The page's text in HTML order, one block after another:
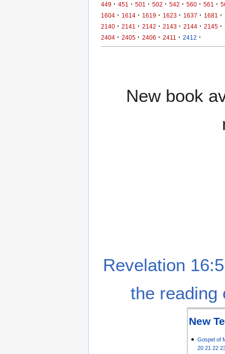
449 · 451 · 501 · 502 · 542 · 560 · 561 ·
1604 · 1614 · 1619 · 1623 · 1637 · 1681 ·
2140 · 2141 · 2142 · 2143 · 2144 · 2145 ·
2404 · 2405 · 2406 · 2411 · 2412 ·
New book
Revelation
the reading
New
Gospel of
20 21 22